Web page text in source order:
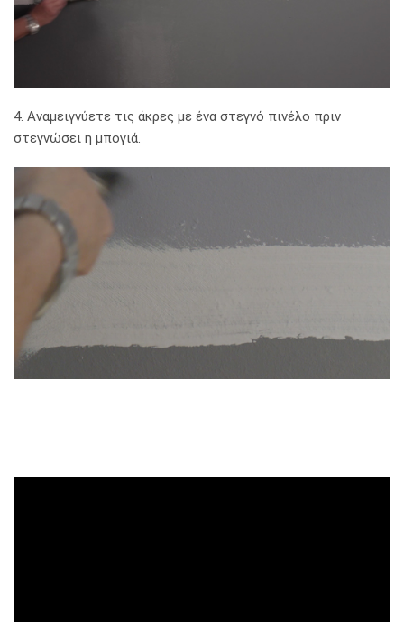
4. Αναμειγνύετε τις άκρες με ένα στεγνό πινέλο πριν
στεγνώσει η μπογιά.